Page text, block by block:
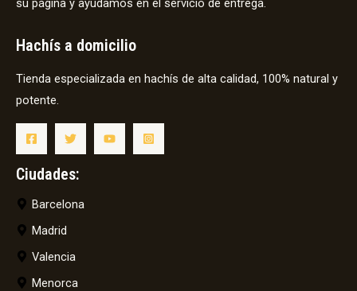
su página y ayudamos en el servicio de entrega.
Hachís a domicilio
Tienda especializada en hachís de alta calidad, 100% natural y
potente.
Ciudades:
Barcelona
Madrid
Valencia
Menorca